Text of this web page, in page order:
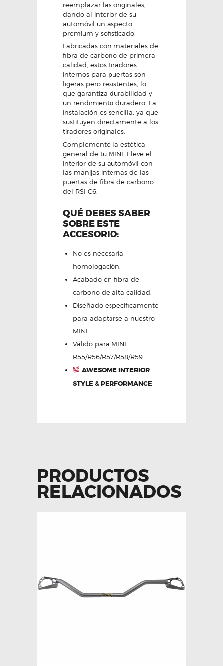
reemplazar las originales,
dando al interior de su
automóvil un aspecto
premium y sofisticado.
Fabricadas con materiales de
fibra de carbono de primera
calidad, estos tiradores
internos para puertas son
ligeras pero resistentes, lo
que garantiza durabilidad y
un rendimiento duradero. La
instalación es sencilla, ya que
sustituyen directamente a los
tiradores originales.
Complemente la estética
general de tu MINI. Eleve el
interior de su automóvil con
las manijas internas de las
puertas de fibra de carbono
del RSI C6.
QUÉ DEBES SABER
SOBRE ESTE
ACCESORIO:
No es necesaria
homologación.
Acabado en fibra de
carbono de alta calidad.
Diseñado especificamente
para adaptarse a nuestro
MINI.
Válido para MINI
R55/R56/R57/R58/R59
AWESOME INTERIOR
STYLE & PERFORMANCE
PRODUCTOS
RELACIONADOS